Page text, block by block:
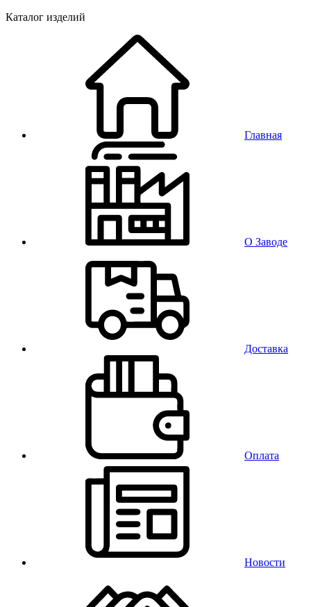
Каталог изделий
Главная
О Заводе
Доставка
Оплата
Новости